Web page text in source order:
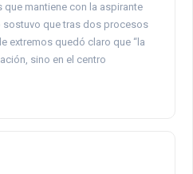
mantiene con la aspirante
sostuvo que tras dos procesos
extremos quedó claro que “la
sino en el centro